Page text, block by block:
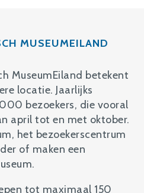
MUSEUMEILAND
MuseumEiland betekent
locatie. Jaarlijks
bezoekers, die vooral
april tot en met oktober.
het bezoekerscentrum
of maken een
tot maximaal 150